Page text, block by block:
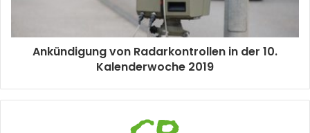
Ankündigung von Radarkontrollen in der 10.
Kalenderwoche 2019